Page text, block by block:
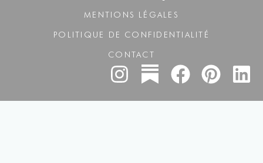
MENTIONS LÉGALES
POLITIQUE DE CONFIDENTIALITÉ
CONTACT